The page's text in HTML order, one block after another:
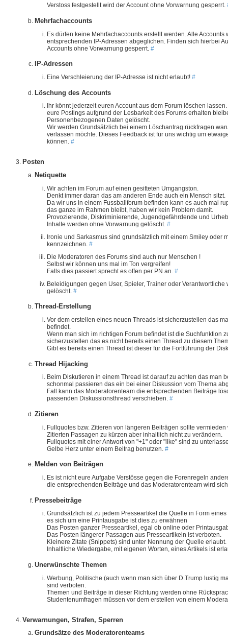
Verstoss festgestellt wird der Account ohne Vorwarnung gesperrt.
Mehrfachaccounts
Es dürfen keine Mehrfachaccounts erstellt werden. Alle
entsprechenden IP-Adressen abgeglichen. Finden sich hierbei
Accounts ohne Vorwarnung gesperrt. #
IP-Adressen
Eine Verschleierung der IP-Adresse ist nicht erlaubt! #
Löschung des Accounts
Ihr könnt jederzeit euren Account aus dem Forum löschen
eure Postings aufgrund der Lesbarkeit des Forums erhalten
Personenbezogenen Daten gelöscht.
Wir werden Grundsätzlich bei einem Löschantrag rückfragen
verlassen möchte. Dieses Feedback ist für uns wichtig um
können. #
Posten
Netiquette
Wir achten im Forum auf einen gesitteten Umgangston.
Denkt immer daran das am anderen Ende auch ein Mensch sitzt.
Da wir uns in einem Fussballforum befinden kann es auch mal
das ganze im Rahmen bleibt, haben wir kein Problem damit.
Provozierende, Diskriminierende, Jugendgefährdende und
Inhalte werden ohne Vorwarnung gelöscht. #
Ironie und Sarkasmus sind grundsätzlich mit einem Smiley oder
kennzeichnen. #
Die Moderatoren des Forums sind auch nur Menschen !
Selbst wir können uns mal im Ton vergreifen!
Falls dies passiert sprecht es offen per PN an. #
Beleidigungen gegen User, Spieler, Trainer oder Verantwortliche
gelöscht. #
Thread-Erstellung
Vor dem erstellen eines neuen Threads ist sicherzustellen das
befindet.
Wenn man sich im richtigen Forum befindet ist die Suchfunktion
sicherzustellen das es nicht bereits einen Thread zu diesem
Gibt es bereits einen Thread ist dieser für die Fortführung der
Thread Hijacking
Beim Diskutieren in einem Thread ist darauf zu achten das man
schonmal passieren das ein bei einer Diskussion vom Thema
Fall kann das Moderatorenteam die entsprechenden Beiträge
passenden Diskussionsthread verschieben. #
Zitieren
Fullquotes bzw. Zitieren von längeren Beiträgen sollte
Zitierten Passagen zu kürzen aber inhaltlich nicht zu verändern.
Fullquotes mit einer Antwort von "+1" oder "like" sind zu
Gelbe Herz unter einem Beitrag benutzen. #
Melden von Beiträgen
Es ist nicht eure Aufgabe Verstösse gegen die Forenregeln
die entsprechenden Beiträge und das Moderatorenteam wird
Pressebeiträge
Grundsätzlich ist zu jedem Presseartikel die Quelle in Form
es sich um eine Printausgabe ist dies zu erwähnen
Das Posten ganzer Presseartikel, egal ob online oder
Das Posten längerer Passagen aus Presseartikeln ist verboten.
Kleinere Zitate (Snippets) sind unter Nennung der Quelle erlaubt.
Inhaltliche Wiedergabe, mit eigenen Worten, eines Artikels ist
Unerwünschte Themen
Werbung, Politische (auch wenn man sich über D.Trump lustig
sind verboten.
Themen und Beiträge in dieser Richtung werden ohne
Studentenumfragen müssen vor dem erstellen von einem
Verwarnungen, Strafen, Sperren
Grundsätze des Moderatorenteams